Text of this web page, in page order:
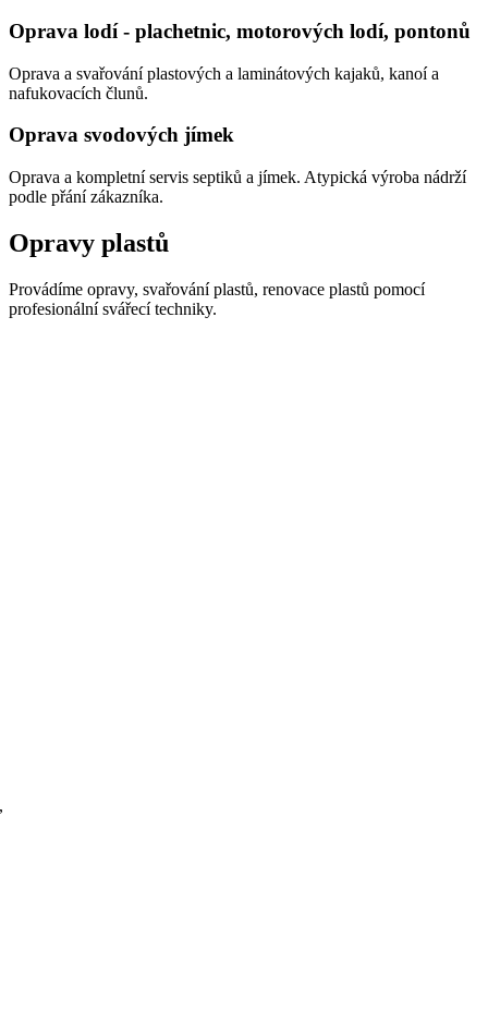
Oprava lodí - plachetnic, motorových lodí, pontonů
Oprava a svařování plastových a laminátových kajaků, kanoí a
nafukovacích člunů.
Oprava svodových jímek
Oprava a kompletní servis septiků a jímek. Atypická výroba nádrží
podle přání zákazníka.
Opravy plastů
Provádíme opravy, svařování plastů, renovace plastů pomocí
profesionální svářecí techniky.